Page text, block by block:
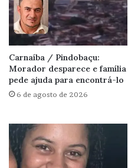
Carnaíba / Pindobaçu:
Morador desparece e família
pede ajuda para encontrá-lo
6 de agosto de 2026